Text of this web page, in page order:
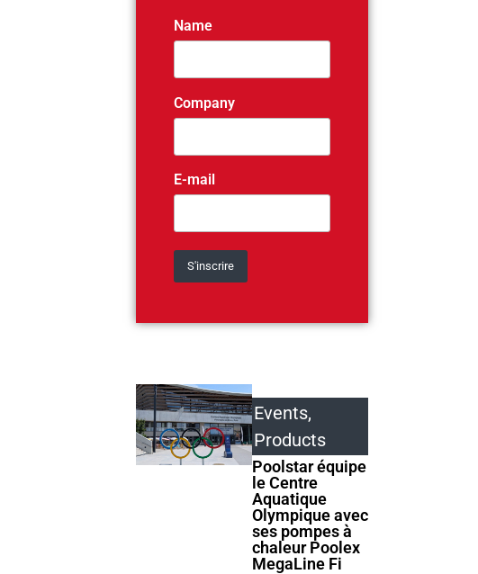
Name
Company
E-mail
Events,
Products
Poolstar équipe
le Centre
Aquatique
Olympique avec
ses pompes à
chaleur Poolex
MegaLine Fi